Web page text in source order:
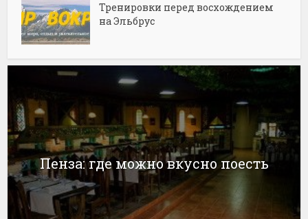
Тренировки перед восхождением
на Эльбрус
Пенза: где можно вкусно поесть